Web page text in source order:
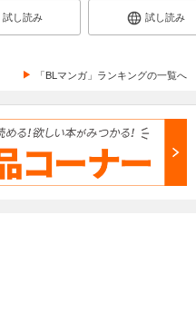
試し読み 試し読み
「BLマンガ」ランキングの一覧へ